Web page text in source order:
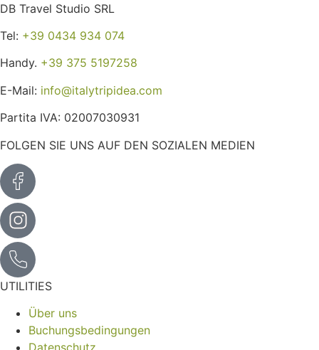
DB Travel Studio SRL
Tel: +39 0434 934 074
Handy. +39 375 5197258
E-Mail: info@italytripidea.com
Partita IVA: 02007030931
FOLGEN SIE UNS AUF DEN SOZIALEN MEDIEN
UTILITIES
Über uns
Buchungsbedingungen